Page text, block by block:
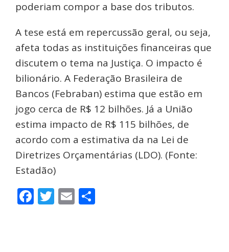
poderiam compor a base dos tributos.
A tese está em repercussão geral, ou seja,
afeta todas as instituições financeiras que
discutem o tema na Justiça. O impacto é
bilionário. A Federação Brasileira de
Bancos (Febraban) estima que estão em
jogo cerca de R$ 12 bilhões. Já a União
estima impacto de R$ 115 bilhões, de
acordo com a estimativa da na Lei de
Diretrizes Orçamentárias (LDO). (Fonte:
Estadão)
Facebook
Twitter
Email